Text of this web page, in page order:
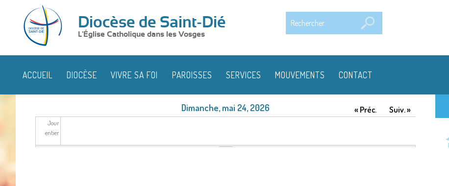
Diocèse de Saint-Dié
L'Église Catholique dans les Vosges
ACCUEIL DIOCÈSE VIVRE SA FOI PAROISSES SERVICES MOUVEMENTS CONTACT
Dimanche, mai 24, 2026 « Préc. Suiv. »
Jour
entier